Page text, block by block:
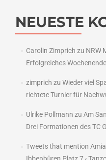
NEUESTE
Carolin Zimprich zu NRW
Erfolgreiches
zimprich zu Wieder viel
richtete Turnier für
Ulrike Pollmann zu Am
Drei Formationen des TC
Tweets that mention